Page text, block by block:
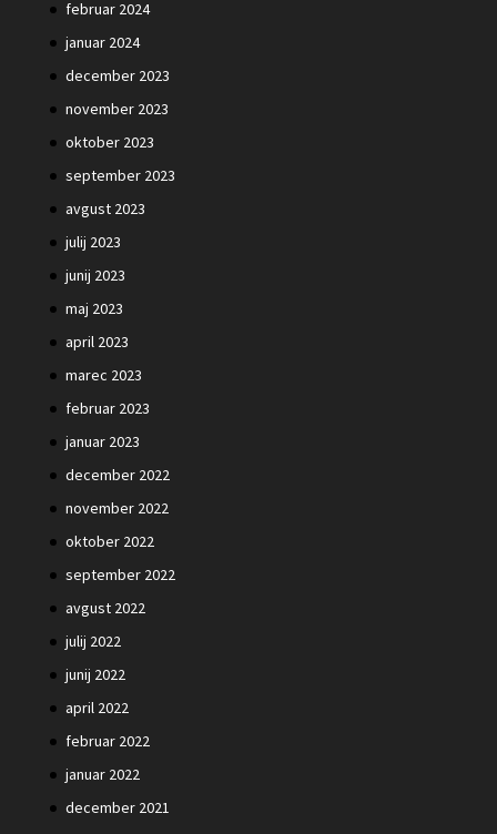
februar 2024
januar 2024
december 2023
november 2023
oktober 2023
september 2023
avgust 2023
julij 2023
junij 2023
maj 2023
april 2023
marec 2023
februar 2023
januar 2023
december 2022
november 2022
oktober 2022
september 2022
avgust 2022
julij 2022
junij 2022
april 2022
februar 2022
januar 2022
december 2021